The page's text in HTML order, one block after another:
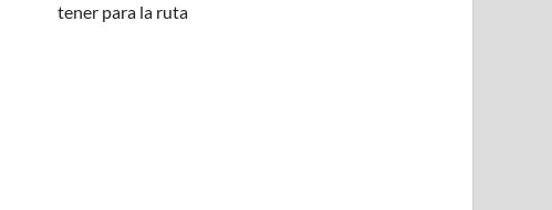
tener para la ruta